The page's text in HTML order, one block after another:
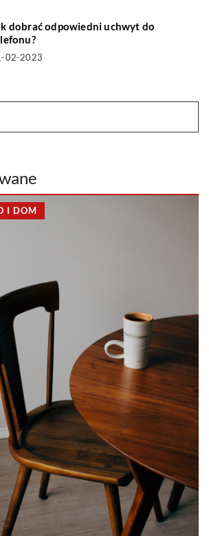
dobrać odpowiedni uchwyt do
02-2023
I DOM